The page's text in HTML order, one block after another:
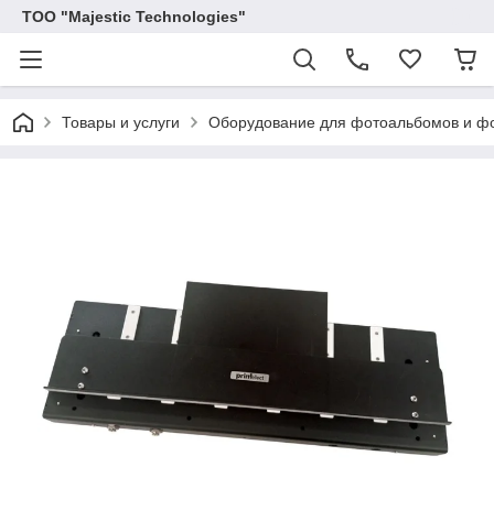
ТОО "Majestic Technologies"
Товары и услуги Оборудование для фотоальбомов и